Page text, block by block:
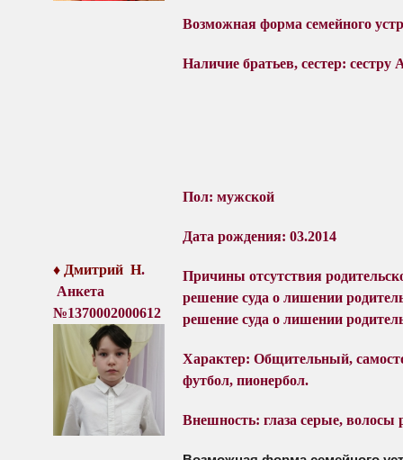
Возможная форма семейного
Наличие братьев, сестер: сестру
♦ Дмитрий Н.
Анкета
№1370002000612
Пол: мужской
Дата рождения: 03.2014
Причины отсутствия
решение суда о лишении
решение суда о лишении
Характер: Общительный,
футбол, пионербол.
Внешность: глаза серые, волосы